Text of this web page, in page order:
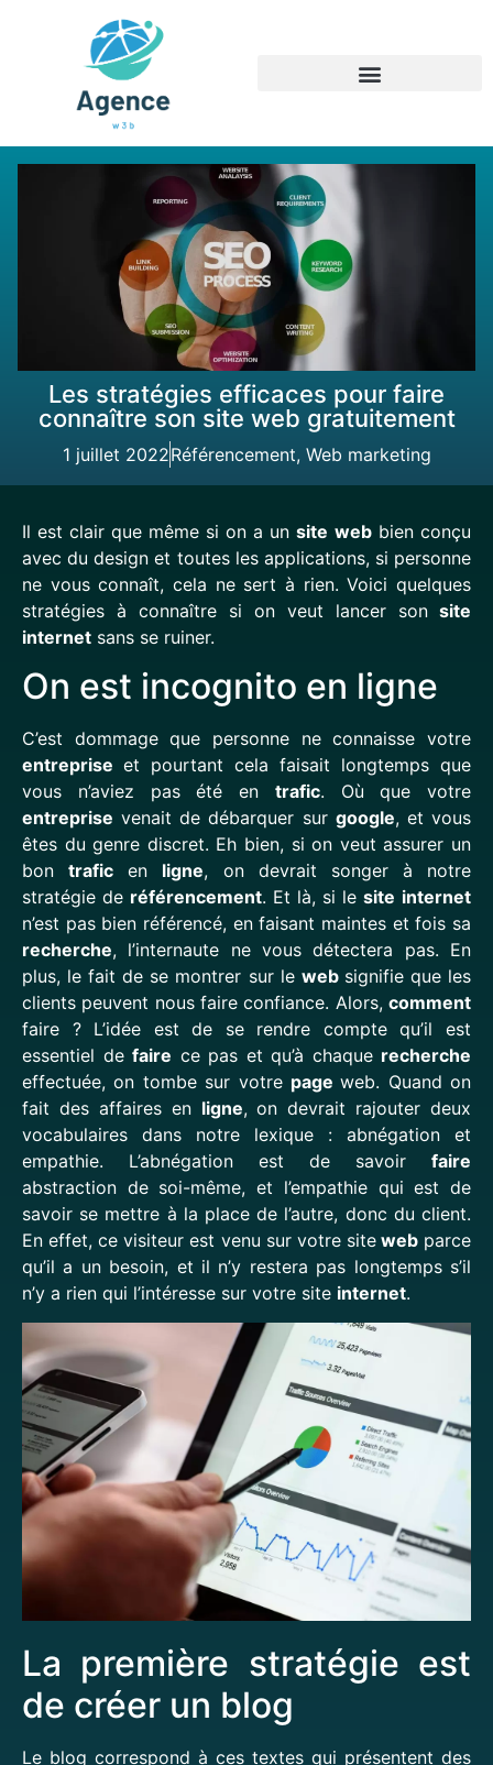
Les stratégies efficaces pour faire
connaître son site web gratuitement
1 juillet 2022Référencement, Web marketing
Il est clair que même si on a un site web bien conçu
avec du design et toutes les applications, si personne
ne vous connaît, cela ne sert à rien. Voici quelques
stratégies à connaître si on veut lancer son site
internet sans se ruiner.
On est incognito en ligne
C’est dommage que personne ne connaisse votre
entreprise et pourtant cela faisait longtemps que
vous n’aviez pas été en trafic. Où que votre
entreprise venait de débarquer sur google, et vous
êtes du genre discret. Eh bien, si on veut assurer un
bontrafic en ligne, on devrait songer à notre
stratégie de référencement. Et là, si le site internet
n’est pas bien référencé, en faisant maintes et fois sa
recherche, l’internaute ne vous détectera pas. En
plus, le fait de se montrer sur le web signifie que les
clients peuvent nous faire confiance. Alors, comment
faire ? L’idée est de se rendre compte qu’il est
essentiel de faire ce pas et qu’à chaque recherche
effectuée, on tombe sur votre pageweb. Quand on
fait des affaires en ligne, on devrait rajouter deux
vocabulaires dans notre lexique : abnégation et
empathie. L’abnégation est de savoir faire
abstraction de soi-même, et l’empathie qui est de
savoir se mettre à la place de l’autre, donc du client.
En effet, ce visiteur est venu sur votre sitewebparce
qu’il a un besoin, et il n’y restera pas longtemps s’il
n’y a rien qui l’intéresse sur votre site internet.
La première stratégie est
de créer un blog
Le blog correspond à ces textes qui présentent des